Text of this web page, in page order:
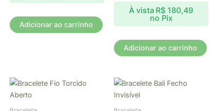
Adicionar ao carrinho
À vista R$ 180,49
no Pix
Adicionar ao carrinho